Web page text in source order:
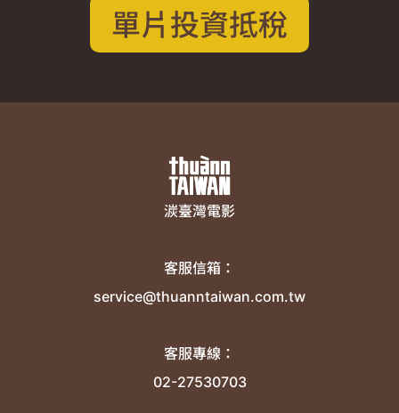
單片投資抵稅
湠臺灣電影
客服信箱：
service@thuanntaiwan.com.tw
客服專線：
02-27530703